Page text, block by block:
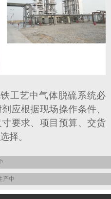
工艺中气体脱硫系统必
应根据现场操作条件、
要求、项目预算、交货
择。
产中